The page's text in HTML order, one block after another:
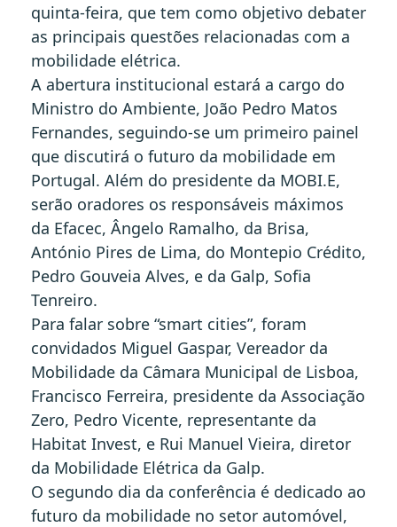
quinta-feira, que tem como objetivo debater
as principais questões relacionadas com a
mobilidade elétrica.
A abertura institucional estará a cargo do
Ministro do Ambiente, João Pedro Matos
Fernandes, seguindo-se um primeiro painel
que discutirá o futuro da mobilidade em
Portugal. Além do presidente da MOBI.E,
serão oradores os responsáveis máximos
da Efacec, Ângelo Ramalho, da Brisa,
António Pires de Lima, do Montepio Crédito,
Pedro Gouveia Alves, e da Galp, Sofia
Tenreiro.
Para falar sobre “smart cities”, foram
convidados Miguel Gaspar, Vereador da
Mobilidade da Câmara Municipal de Lisboa,
Francisco Ferreira, presidente da Associação
Zero, Pedro Vicente, representante da
Habitat Invest, e Rui Manuel Vieira, diretor
da Mobilidade Elétrica da Galp.
O segundo dia da conferência é dedicado ao
futuro da mobilidade no setor automóvel,